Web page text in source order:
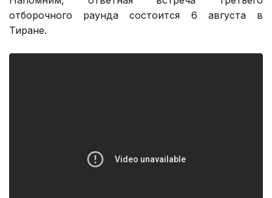
отборочного раунда состоится 6 августа в
Тиране.